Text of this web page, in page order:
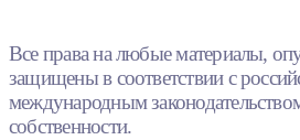
Все права на любые материалы,
защищены в соответствии с
международным
собственности.